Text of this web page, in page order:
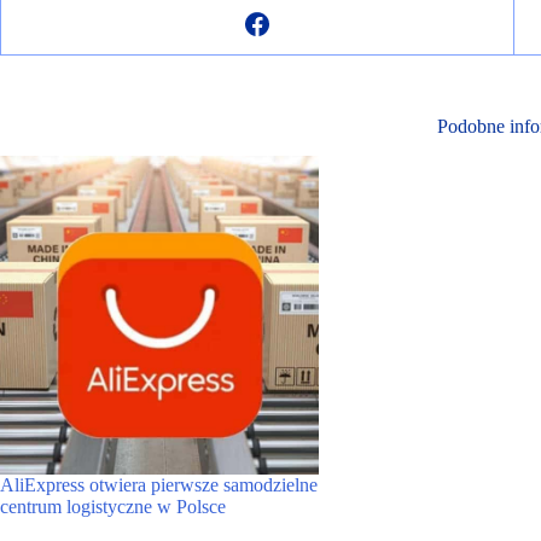
Podobne
AliExpress otwiera pierwsze samodzielne
centrum logistyczne w Polsce